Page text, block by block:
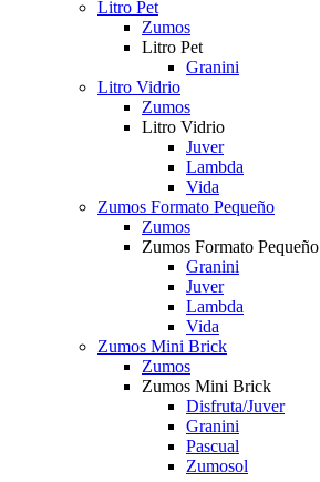
Litro Pet
Zumos
Litro Pet
Granini
Litro Vidrio
Zumos
Litro Vidrio
Juver
Lambda
Vida
Zumos Formato Pequeño
Zumos
Zumos Formato Pequeño
Granini
Juver
Lambda
Vida
Zumos Mini Brick
Zumos
Zumos Mini Brick
Disfruta/Juver
Granini
Pascual
Zumosol